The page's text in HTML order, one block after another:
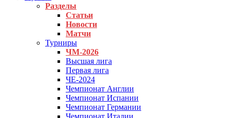
Разделы
Статьи
Новости
Матчи
Турниры
ЧМ-2026
Высшая лига
Первая лига
ЧЕ-2024
Чемпионат Англии
Чемпионат Испании
Чемпионат Германии
Чемпионат Италии